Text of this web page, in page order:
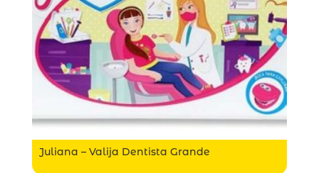
Juliana – Valija Dentista Grande